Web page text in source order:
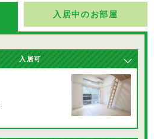
入居中のお部屋
入居可